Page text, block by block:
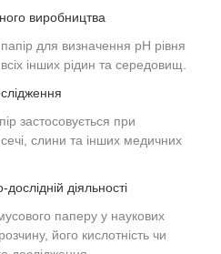
виробництва
для визначення рН рівня
інших рідин та середовищ.
застосовується при
слини та інших медичних
діяльності
паперу у наукових
його кислотність чи